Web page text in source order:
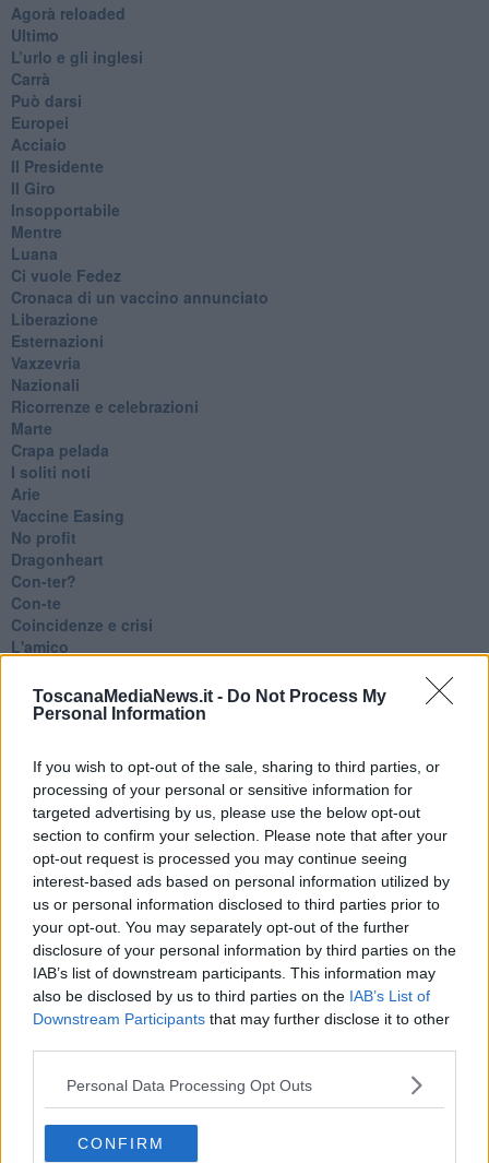
ToscanaMediaNews.it - Do Not Process My
Personal Information
If you wish to opt-out of the sale, sharing to third parties, or
processing of your personal or sensitive information for
targeted advertising by us, please use the below opt-out
section to confirm your selection. Please note that after your
opt-out request is processed you may continue seeing
interest-based ads based on personal information utilized by
us or personal information disclosed to third parties prior to
your opt-out. You may separately opt-out of the further
disclosure of your personal information by third parties on the
IAB’s list of downstream participants. This information may
also be disclosed by us to third parties on the IAB’s List of
Downstream Participants that may further disclose it to other
Personal Data Processing Opt Outs
CONFIRM
​Agorà reloaded
Ultimo
​L’urlo e gli inglesi
Carrà
Può darsi
Europei
Acciaio
Il Presidente
​Il Giro
Insopportabile
​Mentre
Luana
​Ci vuole Fedez
​Cronaca di un vaccino annunciato
​Liberazione
Esternazioni
Vaxzevria
Nazionali
​Ricorrenze e celebrazioni
Marte
​Crapa pelada
​I soliti noti
Arie
​Vaccine Easing
No profit
Dragonheart
Con-ter?
​Con-te
Coincidenze e crisi
L'amico
Giulio Regeni
​Il rosario
Cronaca
​Ancora Covid
​Biden!
In memoria
​Ancora Francesco
Rieccoci
Tenet
Francesco
Suarez
​Il responso
Willy
Non lo so
Commissari
L'orso
Grullaia